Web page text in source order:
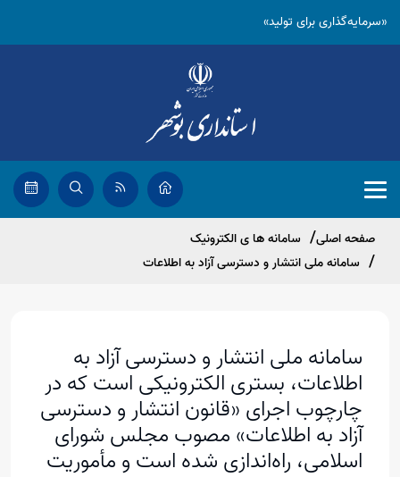
«سرمایه‌گذاری برای تولید»
صفحه اصلی
سامانه ها ی الکترونیک
سامانه ملی انتشار و دسترسی آزاد به اطلاعات
سامانه‌ ملی انتشار و دسترسی آزاد به
اطلاعات، بستری الکترونیکی است که در
چارچوب اجرای «قانون انتشار و دسترسی
آزاد به اطلاعات» مصوب مجلس شورای
اسلامی، راه‌اندازی شده است و مأموریت